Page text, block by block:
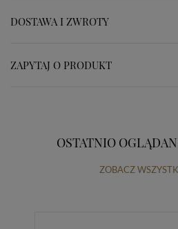
DOSTAWA I ZWROTY
ZAPYTAJ O PRODUKT
OSTATNIO
ZOBACZ